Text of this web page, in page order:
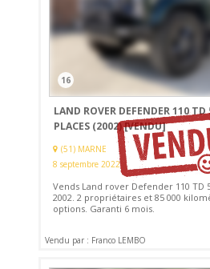
16
LAND ROVER DEFENDER 110
PLACES (2002)[VENDU]
(51) MARNE
8 septembre 2022
Vends Land rover Defender 110 TD
2002. 2 propriétaires et 85 000
options. Garanti 6 mois.
Vendu par : Franco LEMBO